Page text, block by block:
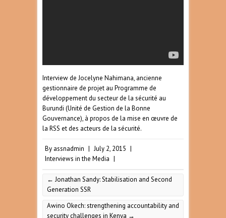
Interview de Jocelyne Nahimana, ancienne
gestionnaire de projet au Programme de
développement du secteur de la sécurité au
Burundi (Unité de Gestion de la Bonne
Gouvernance), à propos de la mise en œuvre de
la RSS et des acteurs de la sécurité.
By assnadmin | July 2, 2015 |
Interviews in the Media |
← Jonathan Sandy: Stabilisation and Second
Generation SSR
Awino Okech: strengthening accountability and
security challenges in Kenya →